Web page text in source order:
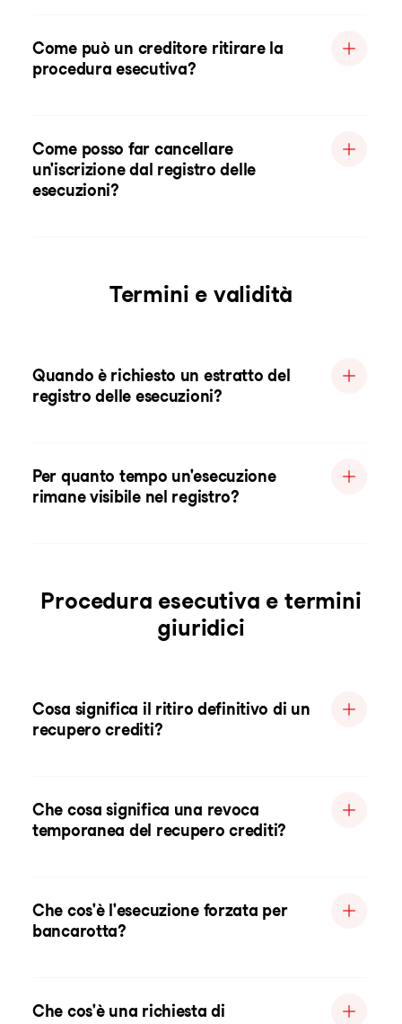
Come può un creditore ritirare la
procedura esecutiva?
Come posso far cancellare
un'iscrizione dal registro delle
esecuzioni?
Termini e validità
Quando è richiesto un estratto del
registro delle esecuzioni?
Per quanto tempo un'esecuzione
rimane visibile nel registro?
Procedura esecutiva e termini
giuridici
Cosa significa il ritiro definitivo di un
recupero crediti?
Che cosa significa una revoca
temporanea del recupero crediti?
Che cos'è l'esecuzione forzata per
bancarotta?
Che cos'è una richiesta di